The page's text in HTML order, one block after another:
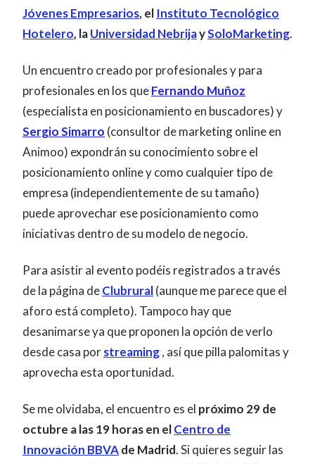
Jóvenes Empresarios, el Instituto Tecnológico
Hotelero, laUniversidad NebrijaySoloMarketing.
Un encuentro creado por profesionales y para
profesionales en los queFernando Muñoz
(especialista en posicionamiento en buscadores) y
Sergio Simarro (consultor de marketing online en
Animoo) expondrán su conocimiento sobre el
posicionamiento online y como cualquier tipo de
empresa (independientemente de su tamaño)
puede aprovechar ese posicionamiento como
iniciativas dentro de su modelo de negocio.
Para asistir al evento podéis registrados a través
de la página deClubrural(aunque me parece que el
aforo está completo). Tampoco hay que
desanimarse ya que proponen la opción de verlo
desde casa porstreaming, así que pilla palomitas y
aprovecha esta oportunidad.
Se me olvidaba, el encuentro es el próximo 29 de
octubre a las 19 horasen elCentro de
Innovación BBVAde Madrid. Si quieres seguir las